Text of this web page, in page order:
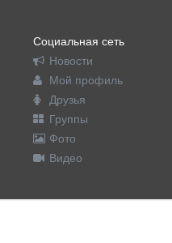
Социальная сеть
Новости
Мой профиль
Друзья
Группы
Фото
Видео